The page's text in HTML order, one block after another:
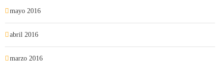
mayo 2016
abril 2016
marzo 2016